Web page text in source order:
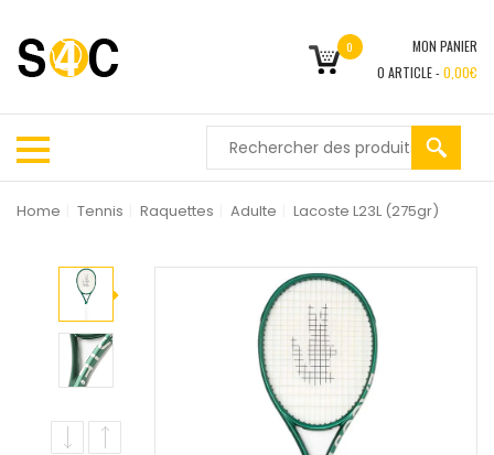
0
MON PANIER
0 ARTICLE -0,00€
Home Tennis Raquettes Adulte Lacoste L23L (275gr)